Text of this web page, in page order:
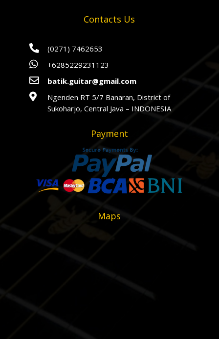
Contacts Us
 (0271) 7462653
 +6285229231123
 batik.guitar@gmail.com

Ngenden RT 5/7 Banaran, District of
Sukoharjo, Central Java – INDONESIA
Payment
Maps